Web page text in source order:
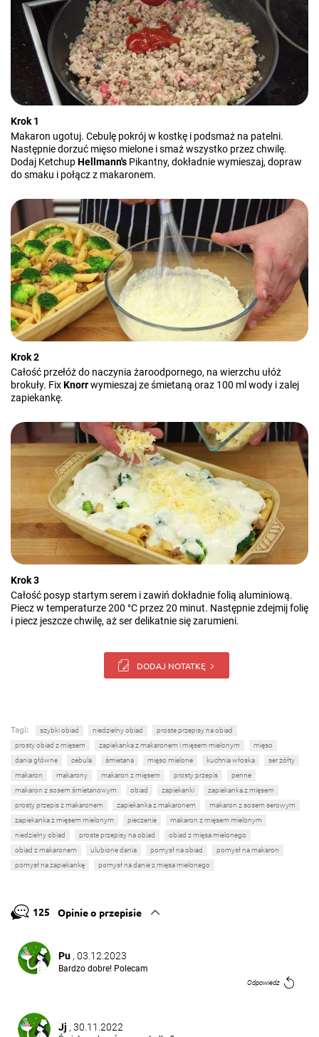
Krok 1
Makaron ugotuj. Cebulę pokrój w kostkę i podsmaż na patelni.
Następnie dorzuć mięso mielone i smaż wszystko przez chwilę.
Dodaj KetchupHellmann's Pikantny, dokładnie wymieszaj, dopraw
do smaku i połącz z makaronem.
Krok 2
Całość przełóż do naczynia żaroodpornego, na wierzchu ułóż
brokuły. FixKnorrwymieszaj ze śmietaną oraz 100 ml wody i zalej
zapiekankę.
Krok 3
Całość posyp startym serem i zawiń dokładnie folią aluminiową.
Piecz w temperaturze 200 °C przez 20 minut. Następnie zdejmij folię
i piecz jeszcze chwilę, aż ser delikatnie się zarumieni.
DODAJ NOTATKĘ
Tagi: szybki obiad niedzielny obiad
proste przepisy na obiad
prosty obiad z mięsem
zapiekanka z makaronem i mięsem mielonym
mięso
dania główne
cebula śmietana mięso mielone kuchnia włoska
ser żółty
makaron
makarony makaron z mięsem prosty przepis
penne
makaron z sosem śmietanowym
obiad zapiekanki
zapiekanka z mięsem
prosty przepis z makaronem
zapiekanka z makaronem
makaron z sosem serowym
zapiekanka z mięsem mielonym
pieczenie
makaron z mięsem mielonym
niedzielny obiad
proste przepisy na obiad
obiad z mięsa mielonego
obiad z makaronem
ulubione dania pomysł na obiad
pomysł na makaron
pomysł na zapiekankę
pomysł na danie z mięsa mielonego
125 Opinie o przepisie
Pu , 03.12.2023
Bardzo dobre! Polecam
Odpowiedz
Jj , 30.11.2022